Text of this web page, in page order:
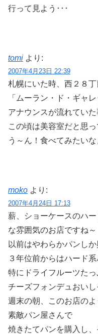
行って見よう･･･
tomi より:
2007年4月23日 22:39
札幌にいた時、西２８
「ムーラン・ド・ギャ
アナウンスが流れていた
この頃は美容室だと思
う～ん！食べてみたいな
moko より:
2007年4月24日 17:13
薪、ショーケースのハ
な雰囲気のお店ですね～
以前はやわらかパンし
３年位前からはハード
特にドライフルーツた
チーズフォンデュおいし
週末の朝、このお店の
素敵パン屋さんで
焼きたてパンを購入し